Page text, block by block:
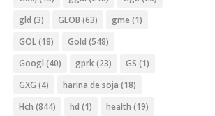
gld (3) GLOB (63) gme (1)
GOL(18) Gold (548)
Googl (40) gprk(23) GS (1)
GXG (4) harina de soja (18)
Hch (844) hd (1) health (19)